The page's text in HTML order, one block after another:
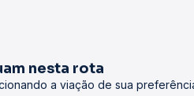
nesta rota
a viação de sua